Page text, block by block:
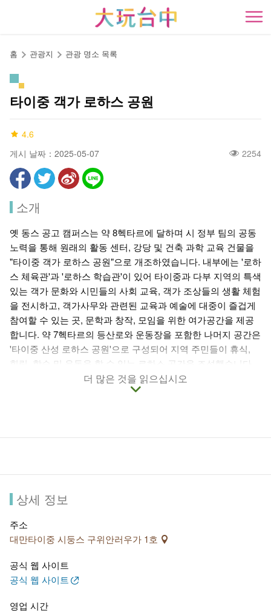
開
홈 관광지 관광 명소 목록
타이중 객가 로하스 공원
4.6
게시 날짜：2025-05-07
2254
소개
옛 동스 공고 캠퍼스는 약 8헥타르에 달하며 시 정부 팀의 공동
노력을 통해 원래의 활동 센터, 강당 및 건축 과학 교육 건물을
"타이중 객가 로하스 공원"으로 개조하였습니다. 내부에는 '로하
스 체육관'과 '로하스 학습관'이 있어 타이중과 다부 지역의 특색
있는 객가 문화와 시민들의 사회 교육, 객가 조상들의 생활 체험
을 전시하고, 객가사무와 관련된 교육과 예술에 대중이 즐겁게
참여할 수 있는 곳, 문학과 창작, 모임을 위한 여가공간을 제공
합니다. 약 7헥타르의 등산로와 운동장을 포함한 나머지 공간은
'타이중 산성 로하스 공원'으로 구성되어 지역 주민들이 휴식,
힐링, 학습 및 운동을 할 수 있는 로하스 공간을 조성했습니다.
더 많은 것을 읽으십시오
상세 정보
주소
대만타이중 시둥스 구위안러우가 1호
공식 웹 사이트
공식 웹 사이트
영업 시간